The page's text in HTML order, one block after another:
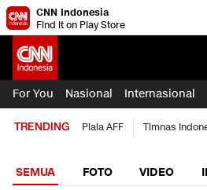
CNN Indonesia
Find it on Play Store
For You Nasional Internasional
TRENDING Piala AFF Timnas
SEMUA FOTO VIDEO